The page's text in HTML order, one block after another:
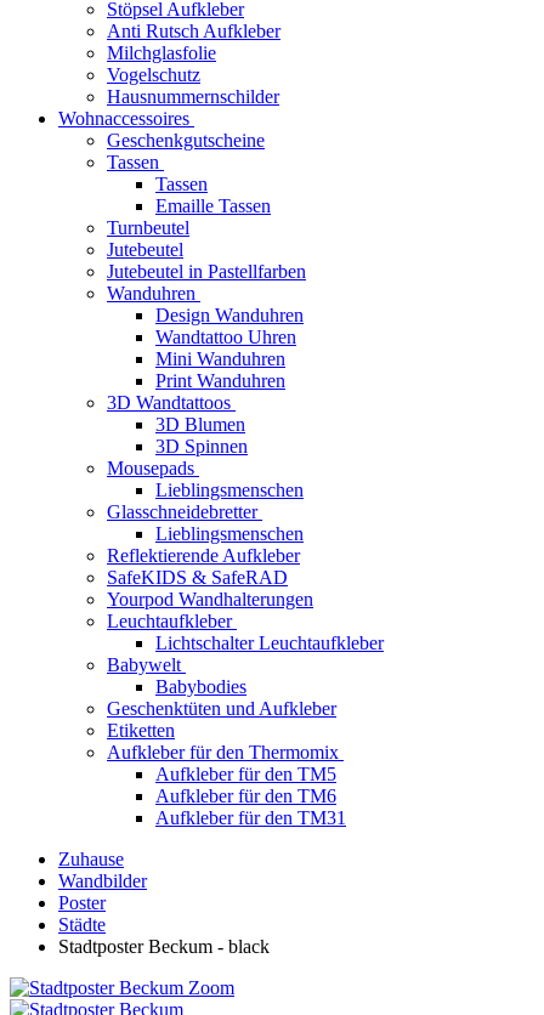
Stöpsel Aufkleber
Anti Rutsch Aufkleber
Milchglasfolie
Vogelschutz
Hausnummernschilder
Wohnaccessoires
Geschenkgutscheine
Tassen
Tassen
Emaille Tassen
Turnbeutel
Jutebeutel
Jutebeutel in Pastellfarben
Wanduhren
Design Wanduhren
Wandtattoo Uhren
Mini Wanduhren
Print Wanduhren
3D Wandtattoos
3D Blumen
3D Spinnen
Mousepads
Lieblingsmenschen
Glasschneidebretter
Lieblingsmenschen
Reflektierende Aufkleber
SafeKIDS & SafeRAD
Yourpod Wandhalterungen
Leuchtaufkleber
Lichtschalter Leuchtaufkleber
Babywelt
Babybodies
Geschenktüten und Aufkleber
Etiketten
Aufkleber für den Thermomix
Aufkleber für den TM5
Aufkleber für den TM6
Aufkleber für den TM31
Zuhause
Wandbilder
Poster
Städte
Stadtposter Beckum - black
Zoom